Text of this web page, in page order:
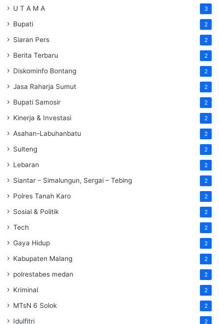
U T A M A 3
Bupati 2
Siaran Pers 2
Berita Terbaru 2
Diskominfo Bontang 2
Jasa Raharja Sumut 2
Bupati Samosir 2
Kinerja & Investasi 2
Asahan-Labuhanbatu 2
Sulteng 2
Lebaran 2
Siantar – Simalungun, Sergai – Tebing 2
Polres Tanah Karo 2
Sosial & Politik 2
Tech 2
Gaya Hidup 2
Kabupaten Malang 2
polrestabes medan 2
Kriminal 2
MTsN 6 Solok 2
Idulfitri 2